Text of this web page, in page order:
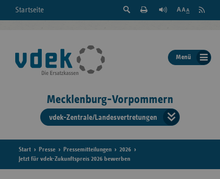
Startseite
Suche
der
Seite
Feed
Menü
Mecklenburg-Vorpommern
vdek-Zentrale/Landesvertretungen
der
Start Presse Pressemitteilungen
2026
Jetzt für vdek-Zukunftspreis 2026 bewerben